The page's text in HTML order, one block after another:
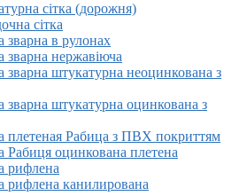
сітка (дорожня)
сітка
зварна в рулонах
зварна нержавіюча
зварна штукатурна неоцинкована з
зварна штукатурна оцинкована з
плетеная Рабица з ПВХ покриттям
Рабиця оцинкована плетена
рифлена
рифлена канилирована